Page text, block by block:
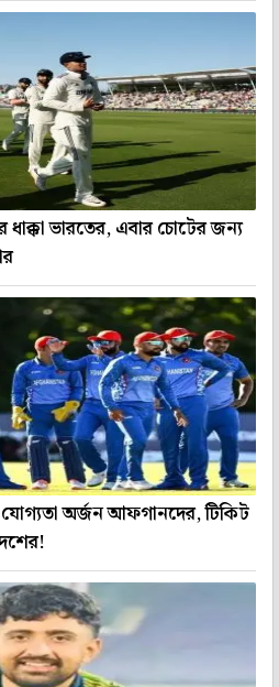
ধাক্কা ভারতের, এবার চোটের জন্য
যোগ্যতা অর্জন আফগানদের, টিকিট